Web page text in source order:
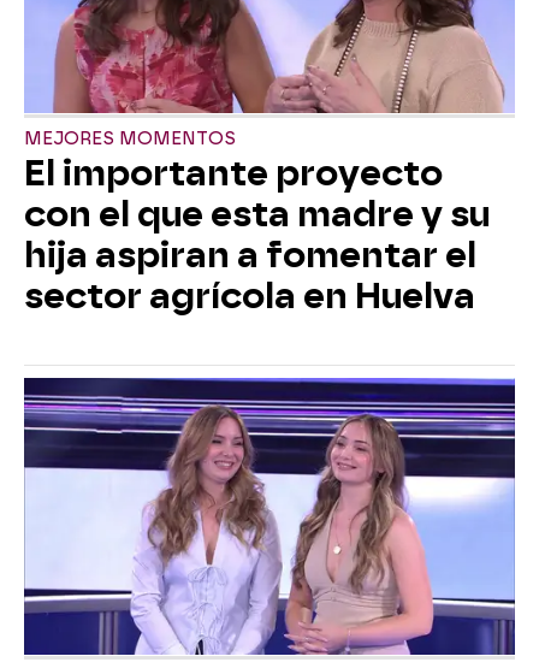
MEJORES MOMENTOS
El importante proyecto
con el que esta madre y su
hija aspiran a fomentar el
sector agrícola en Huelva